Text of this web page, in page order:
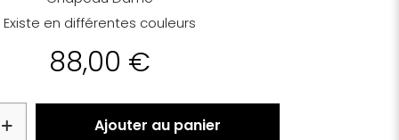
Existe en différentes couleurs
88,00 €
Ajouter au panier